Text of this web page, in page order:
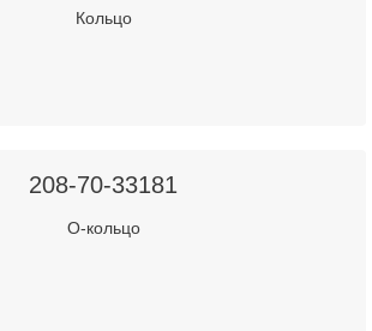
Кольцо
208-70-33181
О-кольцо